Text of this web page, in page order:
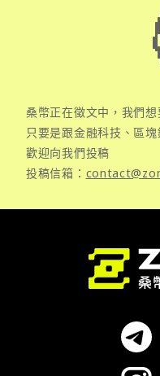
桑幣正在徵文中，我們
只要是跟金融科技、區
歡迎向我們投稿
投稿信箱：